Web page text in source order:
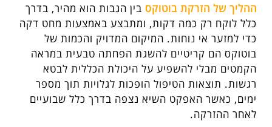
ההליך של הזרקת בוטוקס בין הגבות הוא מהיר, בדרך
כלל לוקח רק כמה דקות, ומתבצע באמצעות מחט דקה
כדי למזער אי נוחות. המיקום המדויק והכמות של
בוטוקס הם קריטיים להשגת הפחתה טבעית במראה
הקמטים מבלי להשפיע על היכולת הכללית לבטא
רגשות. תוצאות הטיפול הופכות לגלויות תוך מספר
ימים, כאשר האפקט השיא נצפה בדרך כלל שבועיים
לאחר ההזרקה.